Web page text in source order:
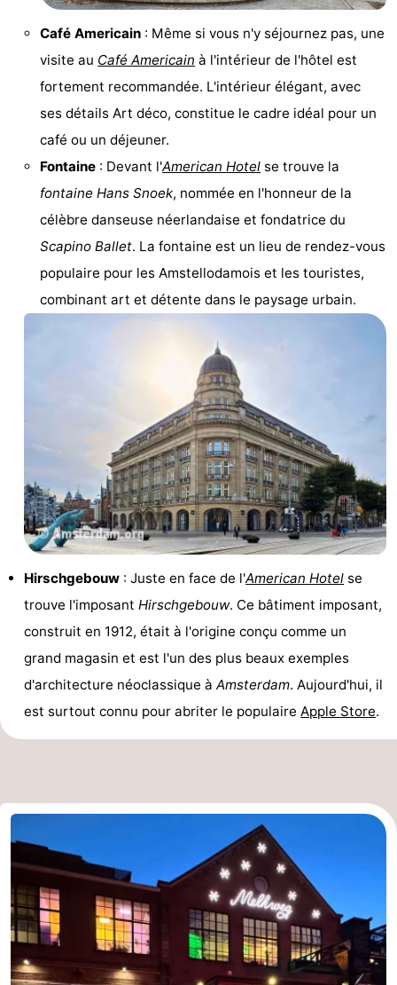
Café Americain : Même si vous n'y séjournez pas, une
visite au Café Americain à l'intérieur de l'hôtel est
fortement recommandée. L'intérieur élégant, avec
ses détails Art déco, constitue le cadre idéal pour un
café ou un déjeuner.
Fontaine : Devant l'American Hotel se trouve la
fontaine Hans Snoek, nommée en l'honneur de la
célèbre danseuse néerlandaise et fondatrice du
Scapino Ballet. La fontaine est un lieu de rendez-vous
populaire pour les Amstellodamois et les touristes,
combinant art et détente dans le paysage urbain.
Hirschgebouw : Juste en face de l'American Hotel se
trouve l'imposantHirschgebouw. Ce bâtiment imposant,
construit en 1912, était à l'origine conçu comme un
grand magasin et est l'un des plus beaux exemples
d'architecture néoclassique àAmsterdam. Aujourd'hui, il
est surtout connu pour abriter le populaireApple Store.